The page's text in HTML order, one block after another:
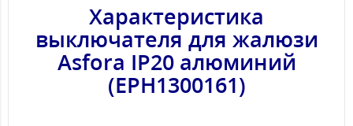
Характеристика
выключателя для жалюзи
Asfora IP20 алюминий
(EPH1300161)